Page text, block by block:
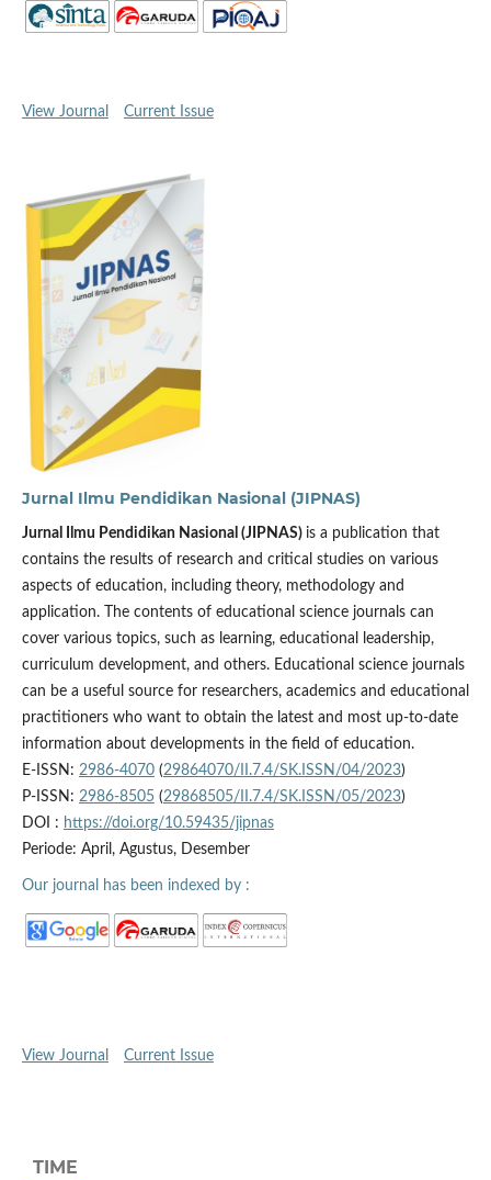
View Journal Current Issue
Jurnal Ilmu Pendidikan Nasional (JIPNAS)
Jurnal Ilmu Pendidikan Nasional (JIPNAS) is a publication that
contains the results of research and critical studies on various
aspects of education, including theory, methodology and
application. The contents of educational science journals can
cover various topics, such as learning, educational leadership,
curriculum development, and others. Educational science journals
can be a useful source for researchers, academics and educational
practitioners who want to obtain the latest and most up-to-date
information about developments in the field of education.
E-ISSN: 2986-4070(29864070/II.7.4/SK.ISSN/04/2023)
P-ISSN: 2986-8505(29868505/II.7.4/SK.ISSN/05/2023)
DOI : https://doi.org/10.59435/jipnas
Periode: April, Agustus, Desember
Our journal has been indexed by :
View Journal Current Issue
TIME